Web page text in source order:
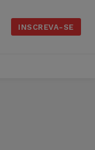
INSCREVA-SE